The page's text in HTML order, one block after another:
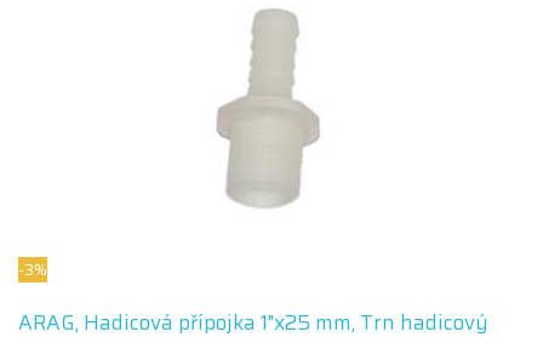
-3%
ARAG, Hadicová přípojka 1"x25 mm, Trn hadicový